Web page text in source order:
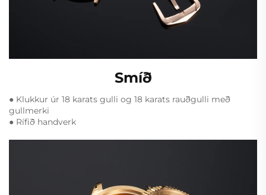
Smíð
● Klukkur úr 18 karats gulli og 18 karats rauðgulli með
gullmerki
● Rífið handverk